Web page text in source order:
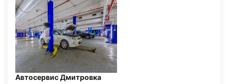
Автосервис Дмитровка